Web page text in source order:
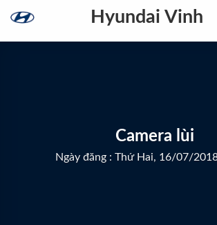
content
Hyundai Vinh
Camera lùi
Ngày đăng : Thứ Hai, 16/07/